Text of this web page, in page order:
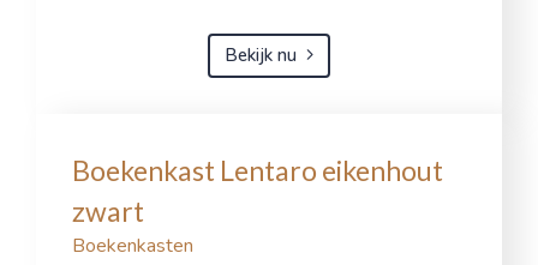
Bekijk nu
Boekenkast Lentaro eikenhout
zwart
Boekenkasten